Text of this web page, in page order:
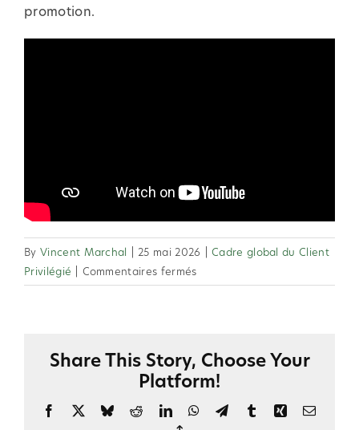
promotion.
By Vincent Marchal 25 mai 2026
Cadre global du Client
Privilégié
Commentaires ferméssur
2.12
s’appliqueront-
elles
aux
Share This Story, Choose Your
Platform!
Facebook BlueskyRedditLinkedInWhatsApp
TelegramTumblrXingEmail